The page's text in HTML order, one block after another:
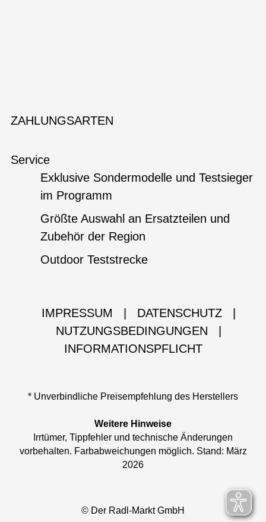
ZAHLUNGSARTEN
Service
Exklusive Sondermodelle und Testsieger
im Programm
Größte Auswahl an Ersatzteilen und
Zubehör der Region
Outdoor Teststrecke
IMPRESSUM DATENSCHUTZ
NUTZUNGSBEDINGUNGEN
INFORMATIONSPFLICHT
* Unverbindliche Preisempfehlung des Herstellers
Weitere Hinweise
Irrtümer, Tippfehler und technische Änderungen
vorbehalten. Farbabweichungen möglich. Stand: März
2026
© Der Radl-Markt GmbH